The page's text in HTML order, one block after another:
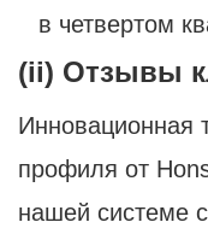
в четвертом
(ii) Отзывы
Инновационная
профиля от
нашей системе